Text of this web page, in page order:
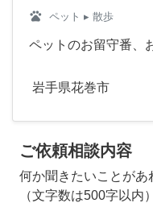
pets ペット ▸ 散歩
ペットのお留守番、
岩手県花巻市
ご依頼相談内容
何か聞きたいことがあ
（文字数は500字以内）